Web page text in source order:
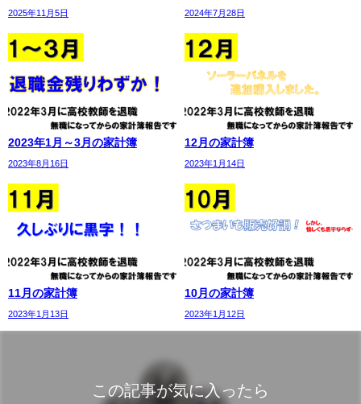
2025年11月5日 2024年7月28日
2023年1月～3月の家計簿
2023年8月16日
12月の家計簿
2023年1月14日
11月の家計簿
2023年1月13日
10月の家計簿
2023年1月12日
この記事が気に入ったら